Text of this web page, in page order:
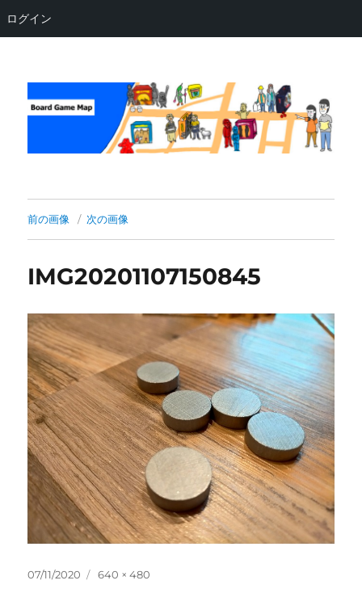
ログイン
Board Game Map
前の画像 次の画像
IMG20201107150845
投
07/11/2020
フ
640 × 480